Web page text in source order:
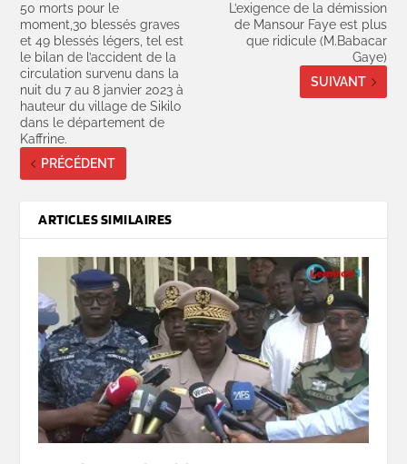
50 morts pour le
moment,30 blessés graves
et 49 blessés légers, tel est
le bilan de l’accident de la
circulation survenu dans la
nuit du 7 au 8 janvier 2023 à
hauteur du village de Sikilo
dans le département de
Kaffrine.
PRÉCÉDENT
L’exigence de la démission
de Mansour Faye est plus
que ridicule (M.Babacar
Gaye)
SUIVANT
ARTICLES SIMILAIRES